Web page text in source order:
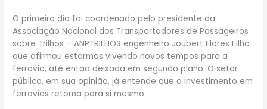
O primeiro dia foi coordenado pelo presidente da
Associação Nacional dos Transportadores de Passageiros
sobre Trilhos – ANPTRILHOS engenheiro Joubert Flores Filho
que afirmou estarmos vivendo novos tempos para a
ferrovia, até então deixada em segundo plano. O setor
público, em sua opinião, já entende que o investimento em
ferrovias retorna para si mesmo.